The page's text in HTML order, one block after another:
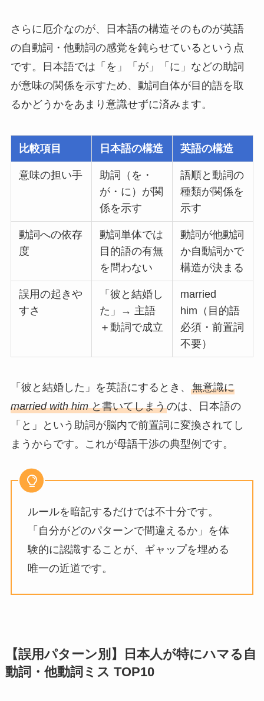
さらに厄介なのが、日本語の構造そのものが英語
の自動詞・他動詞の感覚を鈍らせているという点
です。日本語では「を」「が」「に」などの助詞
が意味の関係を示すため、動詞自体が目的語を取
るかどうかをあまり意識せずに済みます。
比較項目 日本語の構造 英語の構造
意味の担い手
助詞（を・
が・に）が関
係を示す
語順と動詞の
種類が関係を
示す
動詞への依存
度
動詞単体では
目的語の有無
を問わない
動詞が他動詞
か自動詞かで
構造が決まる
誤用の起きや
すさ
「彼と結婚し
た」→ 主語
＋動詞で成立
married
him（目的語
必須・前置詞
不要）
「彼と結婚した」を英語にするとき、 無意識に
married with himと書いてしまうのは、日本語の
「と」という助詞が脳内で前置詞に変換されてし
まうからです。これが母語干渉の典型例です。
ルールを暗記するだけでは不十分です。
「自分がどのパターンで間違えるか」を体
験的に認識することが、ギャップを埋める
唯一の近道です。
【誤用パターン別】日本人が特にハマる自
動詞・他動詞ミス TOP10